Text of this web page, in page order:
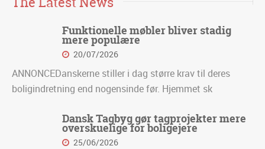
Funktionelle møbler bliver stadig
mere populære
20/07/2026
ANNONCEDanskerne stiller i dag større krav til deres
boligindretning end nogensinde før. Hjemmet sk
Dansk Tagbyg gør tagprojekter mere
overskuelige for boligejere
25/06/2026